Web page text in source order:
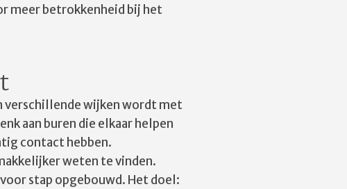
meer betrokkenheid bij het
verschillende wijken wordt met
aan buren die elkaar helpen
contact hebben.
weten te vinden.
stap opgebouwd. Het doel: